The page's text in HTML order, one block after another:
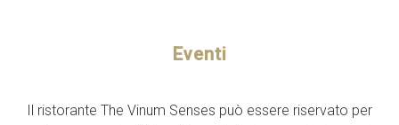
Eventi
Il ristorante The Vinum Senses può essere riservato per